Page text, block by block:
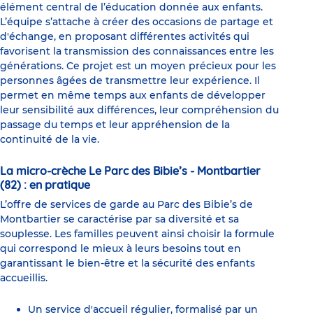
élément central de l’éducation donnée aux enfants.
L’équipe s’attache à créer des occasions de partage et
d'échange, en proposant différentes activités qui
favorisent la transmission des connaissances entre les
générations. Ce projet est un moyen précieux pour les
personnes âgées de transmettre leur expérience. Il
permet en même temps aux enfants de développer
leur sensibilité aux différences, leur compréhension du
passage du temps et leur appréhension de la
continuité de la vie.
La micro-crèche Le Parc des Bibie’s - Montbartier
(82) : en pratique
L’offre de services de garde au Parc des Bibie’s de
Montbartier se caractérise par sa diversité et sa
souplesse. Les familles peuvent ainsi choisir la formule
qui correspond le mieux à leurs besoins tout en
garantissant le bien-être et la sécurité des enfants
accueillis.
Un service d'accueil régulier, formalisé par un